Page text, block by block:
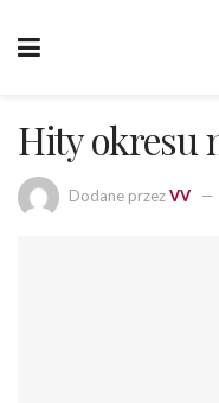
Hity okresu
Dodane przezVV